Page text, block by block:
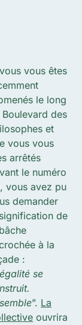
vous êtes
le long
Boulevard des
et
vous vous
arrêtés
le numéro
vous avez pu
demander
de
à la
:
se
”. La
ouvrira